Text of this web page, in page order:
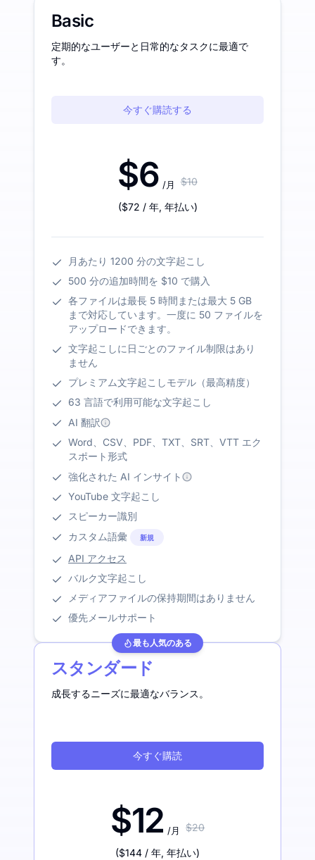
Basic
定期的なユーザーと日常的なタスクに最適で
す。
今すぐ購読する
$6 /月 $10
($72 / 年, 年払い)
月あたり 1200 分の文字起こし
500 分の追加時間を $10 で購入
各ファイルは最長 5 時間または最大 5 GB
まで対応しています。一度に 50 ファイルを
アップロードできます。
文字起こしに日ごとのファイル制限はあり
ません
プレミアム文字起こしモデル（最高精度）
63 言語で利用可能な文字起こし
AI 翻訳
Word、CSV、PDF、TXT、SRT、VTT エク
スポート形式
強化された AI インサイト
YouTube 文字起こし
スピーカー識別
カスタム語彙
新規
API アクセス
バルク文字起こし
メディアファイルの保持期間はありません
優先メールサポート
最も人気のある
スタンダード
成長するニーズに最適なバランス。
今すぐ購読
$12 /月 $20
($144 / 年, 年払い)